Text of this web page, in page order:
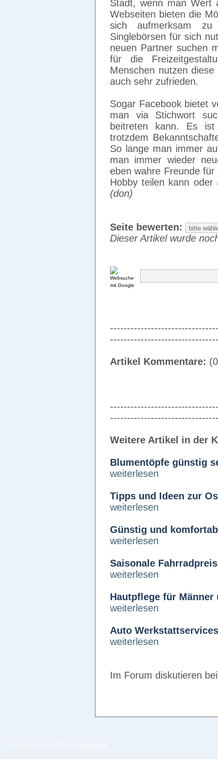
Stadt, wenn man Wert
Webseiten bieten die
sich aufmerksam
Singlebörsen für sich
neuen Partner suchen
für die
Menschen nutzen
auch sehr zufrieden.
Sogar Facebook bietet
man via Stichwort
beitreten kann. Es
trotzdem
So lange man immer
man immer wieder
eben wahre Freunde
Hobby teilen kann
(don)
Seite bewerten:
Dieser Artikel wurde
Artikel Kommentare:
Weitere Artikel in der
Blumentöpfe günstig
weiterlesen
Tipps und Ideen zur
weiterlesen
Günstig und
weiterlesen
Saisonale
weiterlesen
Hautpflege für Männer
weiterlesen
Auto
weiterlesen
Im Forum diskutieren